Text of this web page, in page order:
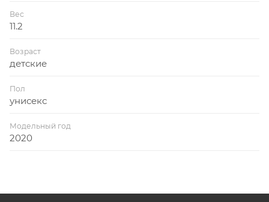
Вес
11.2
Возраст
детские
Пол
унисекс
Модельный год
2020